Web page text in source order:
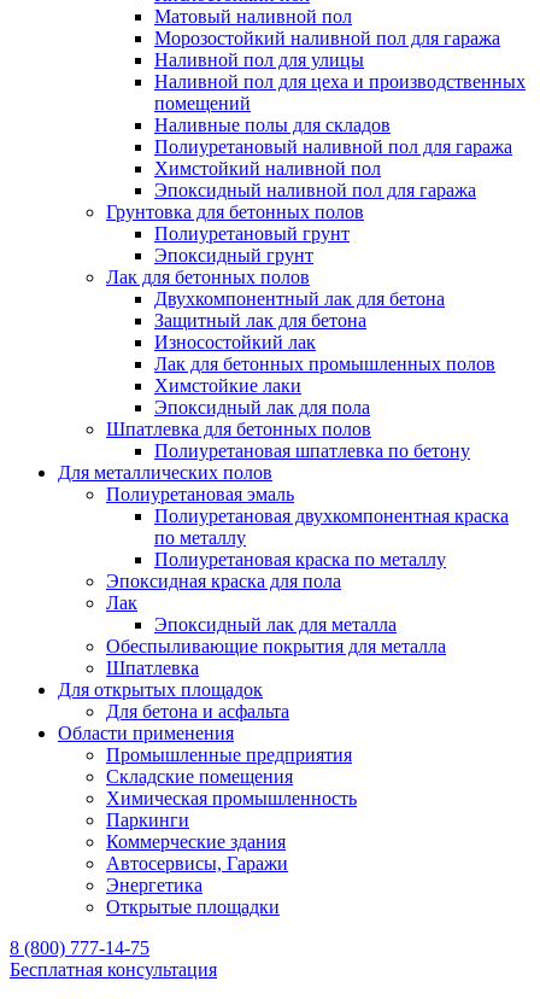
Матовый наливной пол
Морозостойкий наливной пол для гаража
Наливной пол для улицы
Наливной пол для цеха и производственных
помещений
Наливные полы для складов
Полиуретановый наливной пол для гаража
Химстойкий наливной пол
Эпоксидный наливной пол для гаража
Грунтовка для бетонных полов
Полиуретановый грунт
Эпоксидный грунт
Лак для бетонных полов
Двухкомпонентный лак для бетона
Защитный лак для бетона
Износостойкий лак
Лак для бетонных промышленных полов
Химстойкие лаки
Эпоксидный лак для пола
Шпатлевка для бетонных полов
Полиуретановая шпатлевка по бетону
Для металлических полов
Полиуретановая эмаль
Полиуретановая двухкомпонентная краска
по металлу
Полиуретановая краска по металлу
Эпоксидная краска для пола
Лак
Эпоксидный лак для металла
Обеспыливающие покрытия для металла
Шпатлевка
Для открытых площадок
Для бетона и асфальта
Области применения
Промышленные предприятия
Складские помещения
Химическая промышленность
Паркинги
Коммерческие здания
Автосервисы, Гаражи
Энергетика
Открытые площадки
8 (800) 777-14-75
Бесплатная консультация